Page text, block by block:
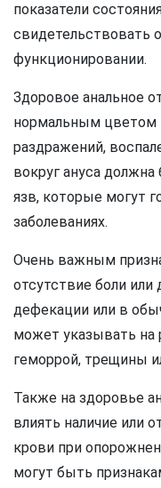
показатели
свидетельствовать
функционировании.
Здоровое анальное
нормальным цветом
раздражений,
вокруг ануса
язв, которые могут
заболеваниях.
Очень важным
отсутствие боли
дефекации или в
может указывать на
геморрой, трещины
Также на здоровье
влиять наличие или
крови при
могут быть